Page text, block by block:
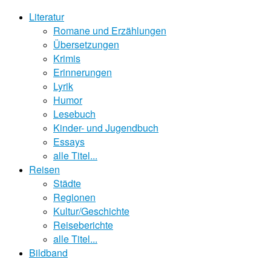
Literatur
Romane und Erzählungen
Übersetzungen
Krimis
Erinnerungen
Lyrik
Humor
Lesebuch
Kinder- und Jugendbuch
Essays
alle Titel...
Reisen
Städte
Regionen
Kultur/Geschichte
Reiseberichte
alle Titel...
Bildband